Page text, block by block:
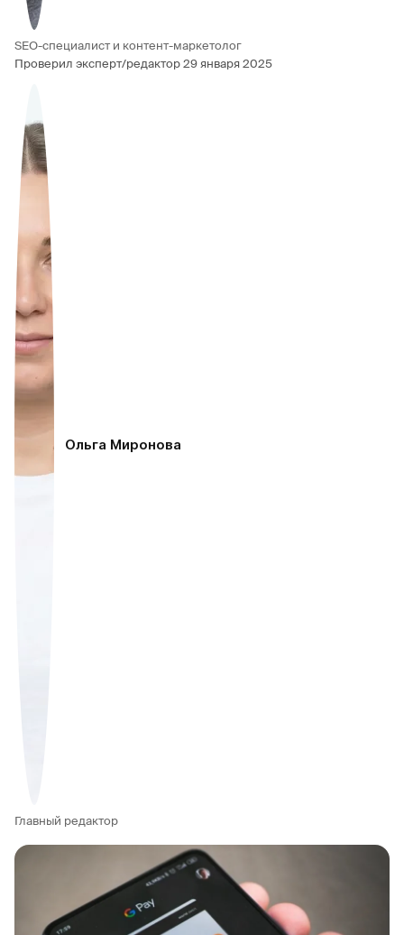
SEO-специалист и контент-маркетолог
Проверил эксперт/редактор29 января 2025
Ольга Миронова
Главный редактор